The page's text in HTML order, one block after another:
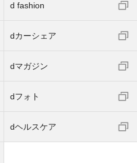
d fashion
dカーシェア
dマガジン
dフォト
dヘルスケア